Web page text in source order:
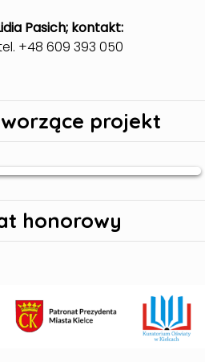
Pasich; kontakt:
+48 609 393 050
projekt
honorowy